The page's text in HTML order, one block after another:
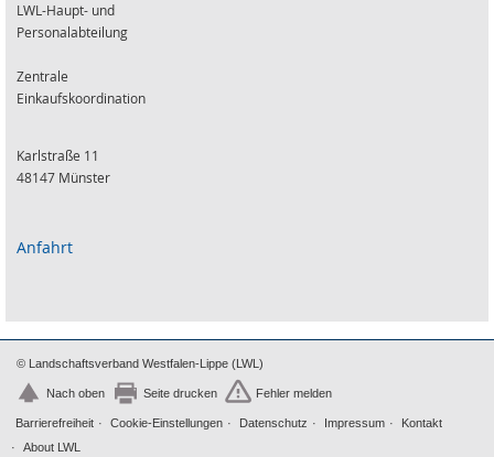
LWL-Haupt- und
Personalabteilung
Zentrale
Einkaufskoordination
Karlstraße 11
48147 Münster
Anfahrt
© Landschaftsverband Westfalen-Lippe (LWL)
Nach oben Seite drucken Fehler melden
Barrierefreiheit Cookie-Einstellungen Datenschutz Impressum
Kontakt
About LWL